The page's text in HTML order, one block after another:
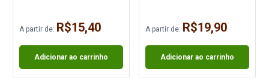
A partir de: R$15,40
Adicionar ao carrinho
A partir de: R$19,90
Adicionar ao carrinho